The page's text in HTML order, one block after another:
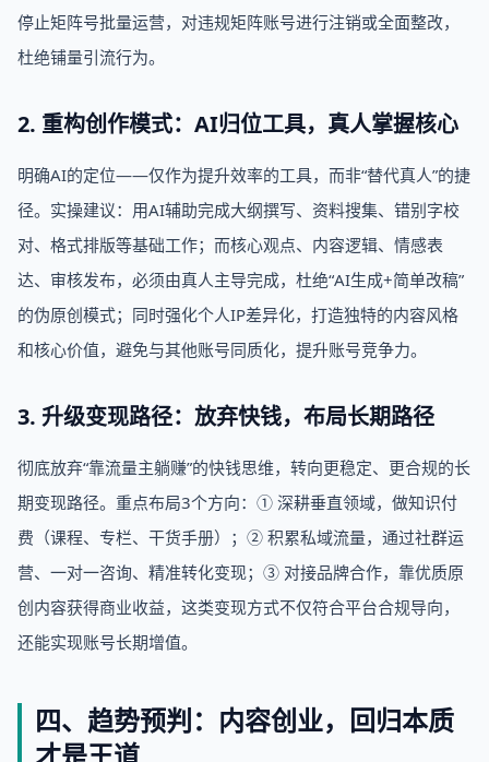
停止矩阵号批量运营，对违规矩阵账号进行注销或全面整改，
杜绝铺量引流行为。
2. 重构创作模式：AI归位工具，真人掌握核心
明确AI的定位——仅作为提升效率的工具，而非“替代真人”的捷
径。实操建议：用AI辅助完成大纲撰写、资料搜集、错别字校
对、格式排版等基础工作；而核心观点、内容逻辑、情感表
达、审核发布，必须由真人主导完成，杜绝“AI生成+简单改稿”
的伪原创模式；同时强化个人IP差异化，打造独特的内容风格
和核心价值，避免与其他账号同质化，提升账号竞争力。
3. 升级变现路径：放弃快钱，布局长期路径
彻底放弃“靠流量主躺赚”的快钱思维，转向更稳定、更合规的长
期变现路径。重点布局3个方向：① 深耕垂直领域，做知识付
费（课程、专栏、干货手册）；② 积累私域流量，通过社群运
营、一对一咨询、精准转化变现；③ 对接品牌合作，靠优质原
创内容获得商业收益，这类变现方式不仅符合平台合规导向，
还能实现账号长期增值。
四、趋势预判：内容创业，回归本质